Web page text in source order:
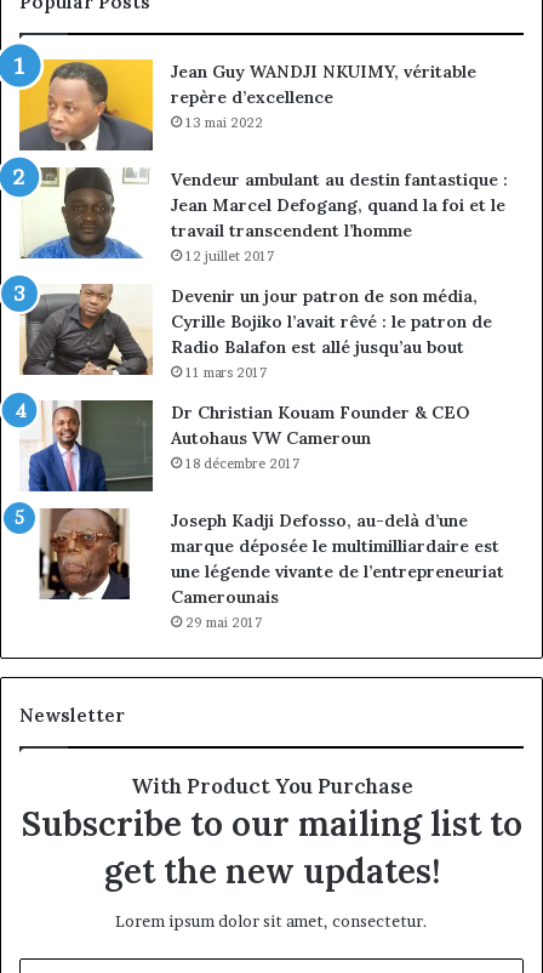
nommé
vice-
président
Jean Guy WANDJI NKUIMY, véritable
repère d’excellence
13 mai 2022
Vendeur ambulant au destin fantastique :
Jean Marcel Defogang, quand la foi et le
travail transcendent l’homme
12 juillet 2017
Devenir un jour patron de son média,
Cyrille Bojiko l’avait rêvé : le patron de
Radio Balafon est allé jusqu’au bout
11 mars 2017
Dr Christian Kouam Founder & CEO
Autohaus VW Cameroun
18 décembre 2017
Joseph Kadji Defosso, au-delà d’une
marque déposée le multimilliardaire est
une légende vivante de l’entrepreneuriat
Camerounais
29 mai 2017
Newsletter
With Product You Purchase
Subscribe to our mailing list to
get the new updates!
Lorem ipsum dolor sit amet, consectetur.